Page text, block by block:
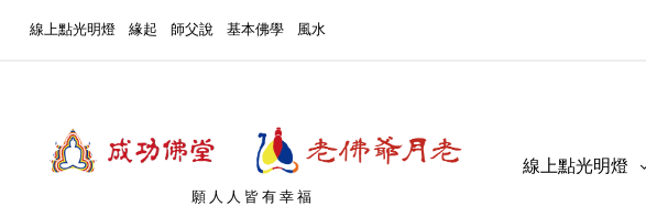
線上點光明燈 緣起 師父說 基本佛學 風水
願人人皆有幸福
線上點光明燈